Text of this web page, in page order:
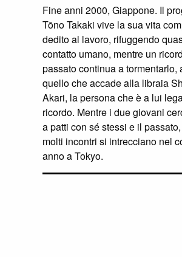
Fine anni 2000, Giappone. Il
Tōno Takaki vive la sua vita
dedito al lavoro, rifuggendo
contatto umano, mentre un
passato continua a tormentarlo,
quello che accade alla libraia
Akari, la persona che è a lui
ricordo. Mentre i due giovani
a patti con sé stessi e il
molti incontri si intrecciano nel
anno a Tokyo.